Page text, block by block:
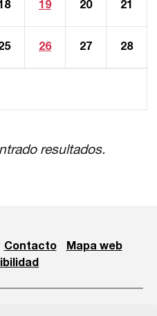
19 20 21
26 27 28
resultados.
Contacto
Mapa web